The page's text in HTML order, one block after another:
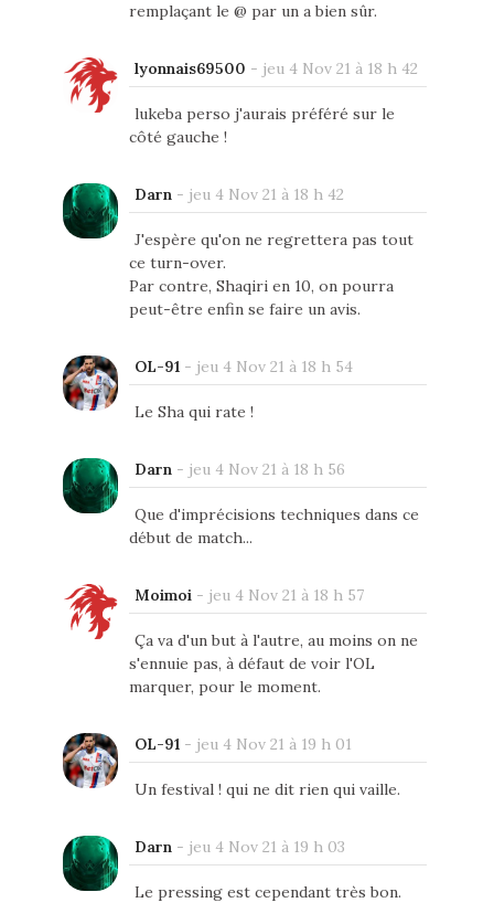
remplaçant le @ par un a bien sûr.
lyonnais69500 - jeu 4 Nov 21 à 18 h 42
lukeba perso j'aurais préféré sur le
côté gauche !
Darn- jeu 4 Nov 21 à 18 h 42
J'espère qu'on ne regrettera pas tout
ce turn-over.
Par contre, Shaqiri en 10, on pourra
peut-être enfin se faire un avis.
OL-91- jeu 4 Nov 21 à 18 h 54
Le Sha qui rate !
Darn- jeu 4 Nov 21 à 18 h 56
Que d'imprécisions techniques dans ce
début de match...
Moimoi- jeu 4 Nov 21 à 18 h 57
Ça va d'un but à l'autre, au moins on ne
s'ennuie pas, à défaut de voir l'OL
marquer, pour le moment.
OL-91- jeu 4 Nov 21 à 19 h 01
Un festival ! qui ne dit rien qui vaille.
Darn- jeu 4 Nov 21 à 19 h 03
Le pressing est cependant très bon.